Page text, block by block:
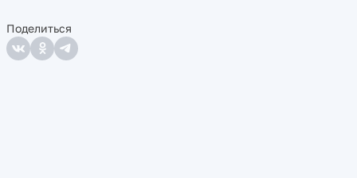
Поделиться